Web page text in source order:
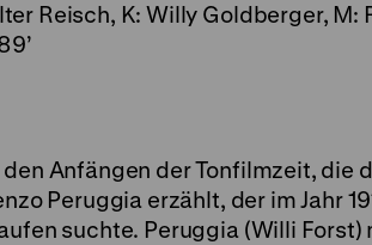
Reisch, K: Willy Goldberger,
Anfängen der Tonfilmzeit, die
Peruggia erzählt, der im Jahr
suchte. Peruggia (Willi Forst)